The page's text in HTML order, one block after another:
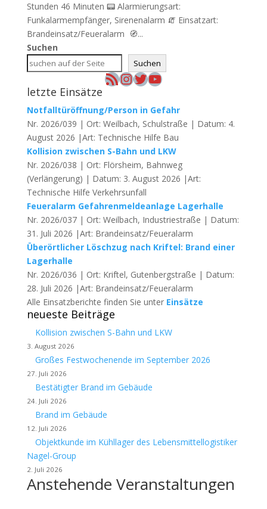
Stunden 46 Minuten 📟 Alarmierungsart:
Funkalarmempfänger, Sirenenalarm 🧯 Einsatzart:
Brandeinsatz/Feueralarm 🧭...
Suchen
Suchen
RSS-FeedInstagram
Twitter
YouTube
letzte Einsätze
Notfalltüröffnung/Person in Gefahr
Nr. 2026/039 | Ort: Weilbach, Schulstraße | Datum: 4.
August 2026 |Art: Technische Hilfe Bau
Kollision zwischen S-Bahn und LKW
Nr. 2026/038 | Ort: Flörsheim, Bahnweg
(Verlängerung) | Datum: 3. August 2026 |Art:
Technische Hilfe Verkehrsunfall
Feueralarm Gefahrenmeldeanlage Lagerhalle
Nr. 2026/037 | Ort: Weilbach, Industriestraße | Datum:
31. Juli 2026 |Art: Brandeinsatz/Feueralarm
Überörtlicher Löschzug nach Kriftel: Brand einer
Lagerhalle
Nr. 2026/036 | Ort: Kriftel, Gutenbergstraße | Datum:
28. Juli 2026 |Art: Brandeinsatz/Feueralarm
Alle Einsatzberichte finden Sie unter Einsätze
neueste Beiträge
Kollision zwischen S-Bahn und LKW
3. August 2026
Großes Festwochenende im September 2026
27. Juli 2026
Bestätigter Brand im Gebäude
24. Juli 2026
Brand im Gebäude
12. Juli 2026
Objektkunde im Kühllager des Lebensmittellogistiker
Nagel-Group
2. Juli 2026
Anstehende Veranstaltungen